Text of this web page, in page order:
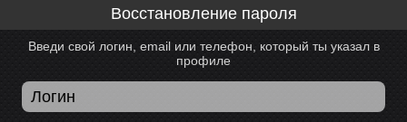
Восстановление пароля
Введи свой логин, email или телефон, который ты указал в
профиле